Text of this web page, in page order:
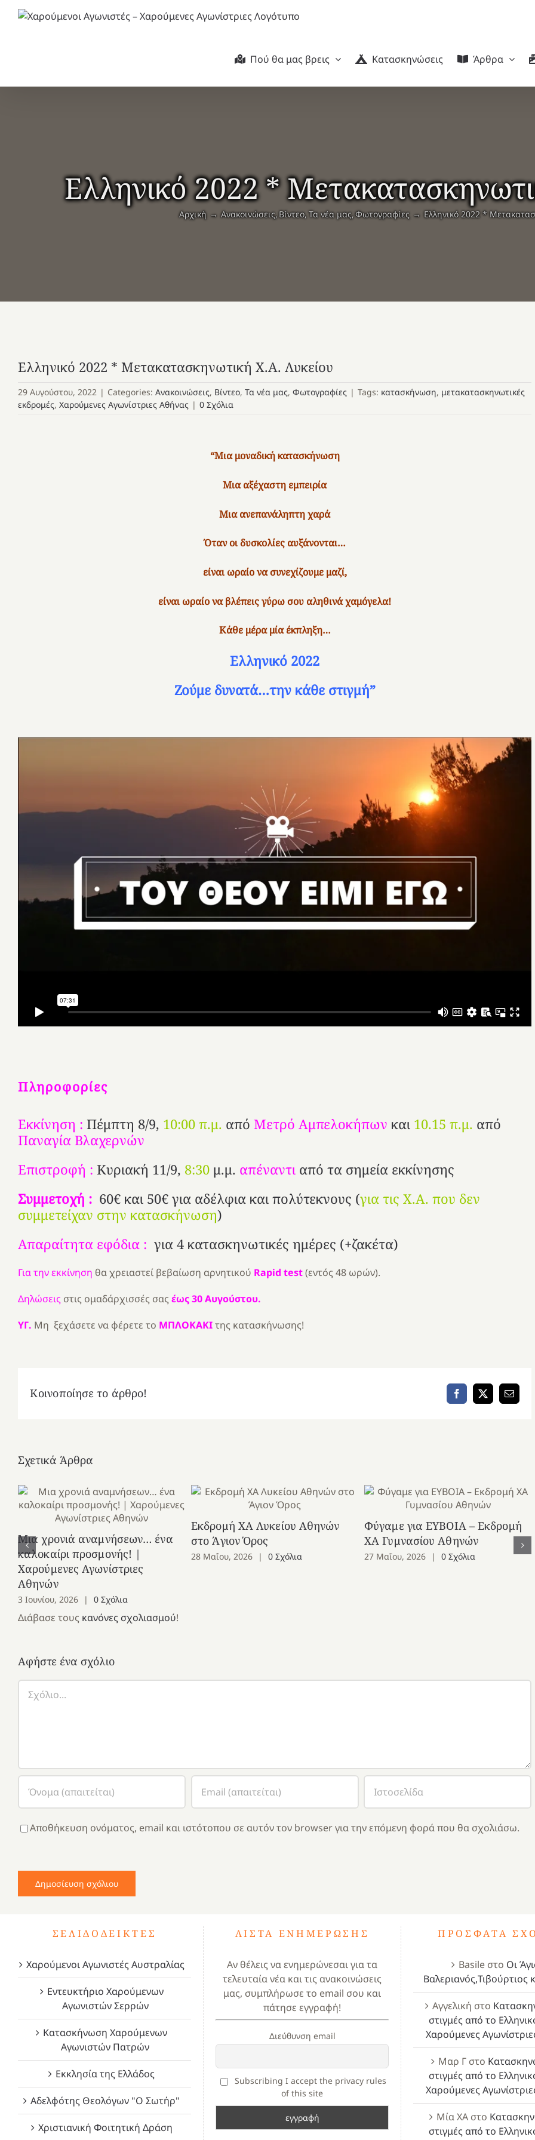
Μετάβαση
Πού θα μας βρεις
Κατασκηνώσεις Άρθρα
Ελληνικό 2022 *
Αρχική Ανακοινώσεις Βίντεο Τα νέα μας Φωτογραφίες Ελληνικό 2022 *
Ελληνικό 2022 * Μετακατασκηνωτική Χ.Α. Λυκείου
29 Αυγούστου, 2022 | Categories: Ανακοινώσεις, Βίντεο, Τα νέα μας, Φωτογραφίες | Tags: κατασκήνωση, μετακατασκηνωτικές
εκδρομές, Χαρούμενες Αγωνίστριες Αθήνας | 0 Σχόλια
“Μια μοναδική κατασκήνωση
Μια αξέχαστη εμπειρία
Μια ανεπανάληπτη χαρά
Όταν οι δυσκολίες αυξάνονται…
είναι ωραίο να συνεχίζουμε μαζί,
είναι ωραίο να βλέπεις γύρω σου αληθινά χαμόγελα!
Κάθε μέρα μία έκπληξη…
Ελληνικό 2022
Ζούμε δυνατά…την κάθε στιγμή”
Πληροφορίες
Εκκίνηση : Πέμπτη 8/9, 10:00 π.μ. από Μετρό Αμπελοκήπων και 10.15 π.μ. από
Παναγία Βλαχερνών
Επιστροφή : Κυριακή 11/9, 8:30 μ.μ. απέναντι από τα σημεία εκκίνησης
Συμμετοχή : 60€ και 50€ για αδέλφια και πολύτεκνους (για τις Χ.Α. που δεν
συμμετείχαν στην κατασκήνωση)
Απαραίτητα εφόδια : για 4 κατασκηνωτικές ημέρες (+ζακέτα)
Για την εκκίνηση θα χρειαστεί βεβαίωση αρνητικού Rapid test(εντός 48 ωρών).
Δηλώσεις στις ομαδάρχισσές σας έως 30 Αυγούστου.
ΥΓ. Μη ξεχάσετε να φέρετε το ΜΠΛΟΚΑΚΙτης κατασκήνωσης!
Κοινοποίησε το άρθρο! Facebook
X Email
Σχετικά Άρθρα
Μια χρονιά αναμνήσεων… ένα
καλοκαίρι προσμονής! |
Χαρούμενες Αγωνίστριες
Αθηνών
3 Ιουνίου, 2026 | 0 Σχόλια
Εκδρομή ΧΑ Λυκείου Αθηνών
στο Άγιον Όρος
28 Μαΐου, 2026 | 0 Σχόλια
Φύγαμε για ΕΥΒΟΙΑ – Εκδρομή
ΧΑ Γυμνασίου Αθηνών
27 Μαΐου, 2026 | 0 Σχόλια
Διάβασε τους κανόνες σχολιασμού!
Αφήστε ένα σχόλιο
Αποθήκευση ονόματος, email και ιστότοπου σε αυτόν τον browser για την επόμενη φορά που θα σχολιάσω.
ΣΕΛΙΔΟΔΕΊΚΤΕΣ
Χαρούμενοι Αγωνιστές Αυστραλίας
Εντευκτήριο Χαρούμενων
Αγωνιστών Σερρών
Κατασκήνωση Χαρούμενων
Αγωνιστών Πατρών
Εκκλησία της Ελλάδος
Αδελφότης Θεολόγων "Ο Σωτήρ"
Χριστιανική Φοιτητική Δράση
ΛΊΣΤΑ ΕΝΗΜΈΡΩΣΗΣ
Αν θέλεις να ενημερώνεσαι για τα
τελευταία νέα και τις ανακοινώσεις
μας, συμπλήρωσε το email σου και
πάτησε εγγραφή!
Διεύθυνση email
Subscribing I accept the privacy rules
of this site
ΠΡΌΣΦΑΤΑ
Basileστο Οι
Βαλεριανός,Τιβούρτιος
Αγγελική στο
στιγμές από το
Χαρούμενες
Μαρ Γστο
στιγμές από το
Χαρούμενες
Μία ΧΑστο
στιγμές από το